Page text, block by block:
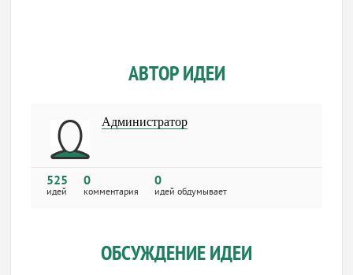
АВТОР ИДЕИ
Администратор
525
идей
0
комментария
0
идей обдумывает
ОБСУЖДЕНИЕ ИДЕИ